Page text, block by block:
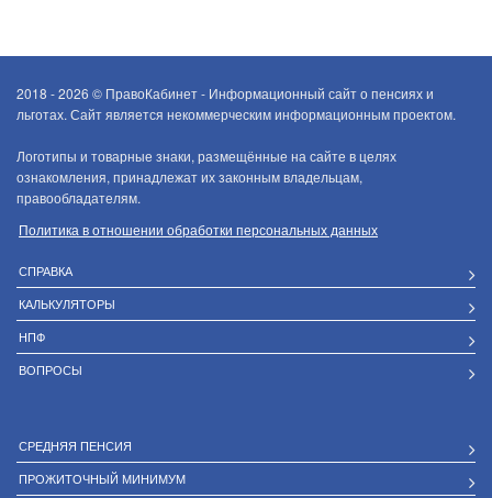
2018 - 2026 © ПравоКабинет - Информационный сайт о пенсиях и
льготах. Сайт является некоммерческим информационным проектом.
Логотипы и товарные знаки, размещённые на сайте в целях
ознакомления, принадлежат их законным владельцам,
правообладателям.
Политика в отношении обработки персональных данных
СПРАВКА
КАЛЬКУЛЯТОРЫ
НПФ
ВОПРОСЫ
СРЕДНЯЯ ПЕНСИЯ
ПРОЖИТОЧНЫЙ МИНИМУМ